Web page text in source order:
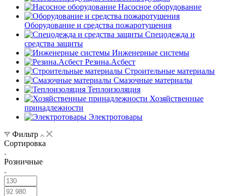
Насосное оборудование
Оборудование и средства пожаротушения
Спецодежда и
средства защиты
Инженерные системы
Резина.Асбест
Строительные материалы
Смазочные материалы
Теплоизоляция
Хозяйственные
принадлежности
Электротовары
Фильтр
Сортировка
Розничные